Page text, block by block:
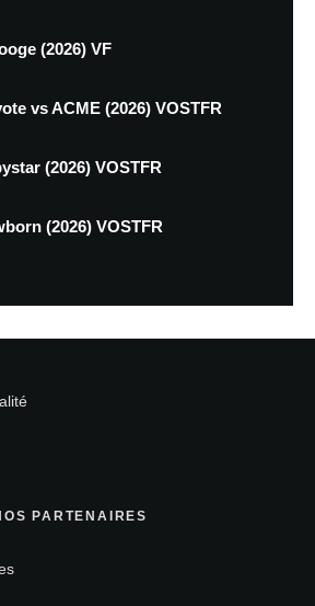
(2026) VF
vs ACME (2026) VOSTFR
(2026) VOSTFR
(2026) VOSTFR
PARTENAIRES